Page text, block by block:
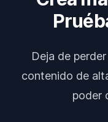
Deja de
contenido de
poder